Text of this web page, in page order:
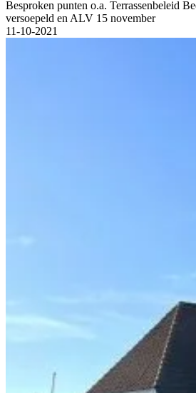
Besproken punten o.a. Terrassenbeleid
versoepeld en ALV 15 november
11-10-2021